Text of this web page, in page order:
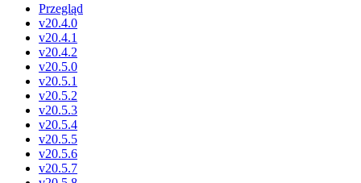
Przegląd
v20.4.0
v20.4.1
v20.4.2
v20.5.0
v20.5.1
v20.5.2
v20.5.3
v20.5.4
v20.5.5
v20.5.6
v20.5.7